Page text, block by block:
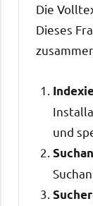
Die
Dieses
und